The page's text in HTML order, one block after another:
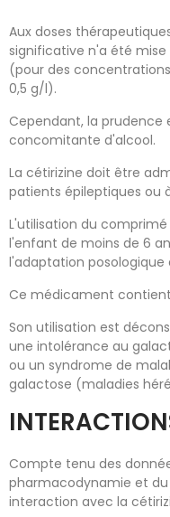
Aux doses
significative n'a été
(pour des
0,5 g/l).
Cependant, la prudence
concomitante d'alcool.
La cétirizine doit être
patients épileptiques ou
L'utilisation du
l'enfant de moins de 6
l'adaptation
Ce médicament
Son utilisation est
une intolérance au
ou un syndrome de
galactose (maladies
Compte tenu des
pharmacodynamie et
interaction avec la